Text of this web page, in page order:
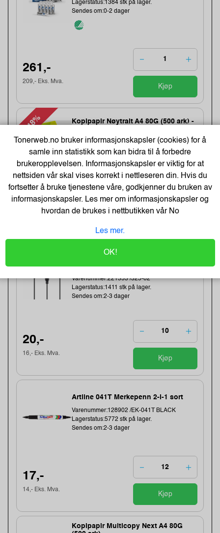
Lagerstatus:1384 stk på lager.
Sendes om:0-2 dager
261,-
209,- Eks. Mva.
Kjøp
-48%
Kopipapir Nøytralt A4 80G (500 ark) -
Varenummer:329900 /
Lagerstatus:50 stk på lager.
Sendes om:0-2 dager
71,-
Black (BULK)
Varenummer:221353 /325-62
Lagerstatus:1411 stk på lager.
Sendes om:2-3 dager
20,-
16,- Eks. Mva.
Kjøp
Artline 041T Merkepenn 2-i-1 sort
Varenummer:128902 /EK-041T BLACK
Lagerstatus:5772 stk på lager.
Sendes om:2-3 dager
17,-
14,- Eks. Mva.
Kjøp
Kopipapir Multicopy Next A4 80G
Tonerweb.no bruker informasjonskapsler (cookies) for å
samle inn statistikk som kan bidra til å forbedre
brukeropplevelsen. Informasjonskapsler er viktig for at
nettsiden vår skal vises korrekt i nettleseren din. Hvis du
fortsetter å bruke tjenestene våre, godkjenner du bruken av
informasjonskapsler. Les mer om informasjonskapsler og
hvordan de brukes i nettbutikken vårNo
Les mer.
OK!